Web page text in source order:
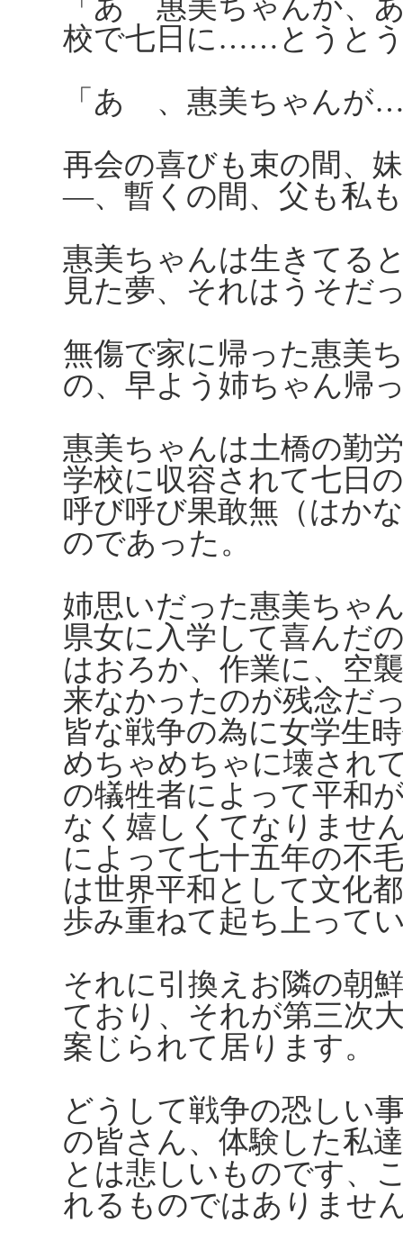
「あゝ惠美ちゃんか、
校で七日に……とうと
「あゝ、惠美ちゃん
再会の喜びも束の間、
―、暫くの間、父も私
惠美ちゃんは生きてる
見た夢、それはうそだ
無傷で家に帰った惠美
の、早よう姉ちゃん帰
惠美ちゃんは土橋の勤
学校に収容されて七日
呼び呼び果敢無（はか
のであった。
姉思いだった惠美ちゃ
県女に入学して喜んだ
はおろか、作業に、空
来なかったのが残念だ
皆な戦争の為に女学生
めちゃめちゃに壊され
の犠牲者によって平和
なく嬉しくてなりませ
によって七十五年の不
は世界平和として文化
歩み重ねて起ち上って
それに引換えお隣の朝
ており、それが第三次
案じられて居ります。
どうして戦争の恐しい
の皆さん、体験した私
とは悲しいものです、
れるものではありませ